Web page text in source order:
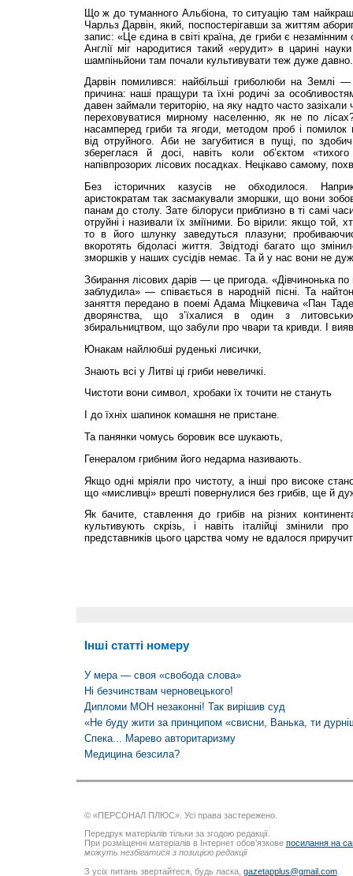
Що ж до туманного Альбіона, то ситуацію там
Чарльз Дарвін, який, поспостерігавши за життям
запис: «Це єдина в світі країна, де гриби є
Англії міг народитися такий «ерудит» в царині
шампіньйони там почали культивувати теж дуже давно.
Дарвін помилився: найбільші гриболюби на Землі
причина: наші пращури та їхні родичі за
давен займали територію, на яку надто часто
переховуватися мирному населенню, як не по
насамперед гриби та ягоди, методом проб і помилок
від отруйного. Аби не загубитися в пущі, по
збереглася й досі, навіть коли об’єктом
напівпрозорих лісових посадках. Нецікаво самому,
Без історичних казусів не обходилося.
аристократам так засмакували зморшки, що вони
панам до столу. Зате білоруси приблизно в ті самі
отруйні і називали їх зміїними. Бо вірили: якщо той,
то в його шлунку заведуться плазуни;
вкоротять бідоласі життя. Звідтоді багато що
зморшків у наших сусідів немає. Та й у нас вони не
Збирання лісових дарів — це пригода. «Дівчинонька
заблудила» — співається в народній пісні. Та
заняття передано в поемі Адама Міцкевича «Пан
дворянства, що з’їхалися в один з
збиральництвом, що забули про чвари та кривди. І
Юнакам найлюбші руденькі лисички,
Знають всі у Литві ці гриби невеличкі.
Чистоти вони символ, хробаки їх точити не стануть
І до їхніх шапинок комашня не пристане.
Та панянки чомусь боровик все шукають,
Генералом грибним його недарма називають.
Якщо одні мріяли про чистоту, а інші про високе
що «мисливці» врешті повернулися без грибів, ще й
Як бачите, ставлення до грибів на різних
культивують скрізь, і навіть італійці змінили
представників цього царства чому не вдалося
Інші статті номеру
У мера — своя «свобода слова»
Ні безчинствам черновецького!
Дипломи МОН незаконні! Так вирішив суд
«Не буду жити за принципом «свисни, Ванька, ти
Спека... Марево авторитаризму
Медицина безсила?
© «ПЕРСОНАЛ ПЛЮС». Усі права застережено.
Передрук матеріалів тільки за згодою редакції.
При розміщенні матеріалів в Інтернет обов’язкове посилання на
можуть незбігатися з позицією редакції
З усіх питань звертайтеся, будь ласка, gazetapplus@gmail.com